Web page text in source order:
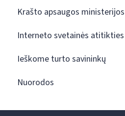
Krašto apsaugos
Interneto svetainės atitikties
Ieškome turto savininkų
Nuorodos